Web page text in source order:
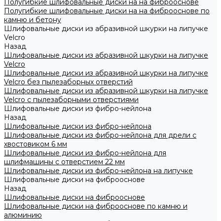
Полугибкие шлифовальные диски на на фиброоснове
Полугибкие шлифовальные диски на на фиброоснове по
камню и бетону
Шлифовальные диски из абразивной шкурки на липучке
Velcro
Назад
Шлифовальные диски из абразивной шкурки на липучке
Velcro
Шлифовальные диски из абразивной шкурки на липучке
Velcro без пылезаборных отверстий
Шлифовальные диски из абразивной шкурки на липучке
Velcro с пылезаборными отверстиями
Шлифовальные диски из фибро-нейлона
Назад
Шлифовальные диски из фибро-нейлона
Шлифовальные диски из фибро-нейлона для дрели с
хвостовиком 6 мм
Шлифовальные диски из фибро-нейлона для
шлифмашины с отверстием 22 мм
Шлифовальные диски из фибро-нейлона на липучке
Шлифовальные диски на фиброоснове
Назад
Шлифовальные диски на фиброоснове
Шлифовальные диски на фиброоснове по камню и
алюминию